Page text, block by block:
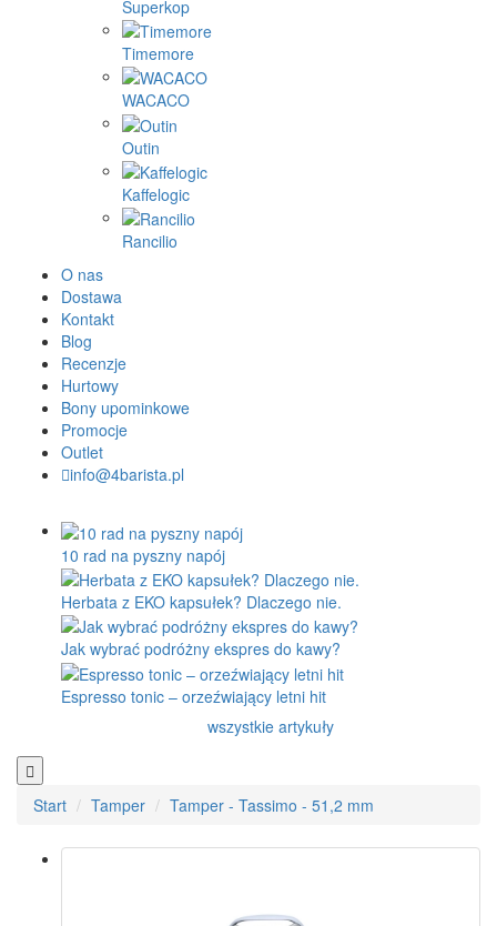
Superkop
Timemore
WACACO
Outin
Kaffelogic
Rancilio
O nas
Dostawa
Kontakt
Blog
Recenzje
Hurtowy
Bony upominkowe
Promocje
Outlet
info@4barista.pl
10 rad na pyszny napój
Herbata z EKO kapsułek? Dlaczego nie.
Jak wybrać podróżny ekspres do kawy?
Espresso tonic – orzeźwiający letni hit
wszystkie artykuły
Start Tamper Tamper - Tassimo - 51,2 mm